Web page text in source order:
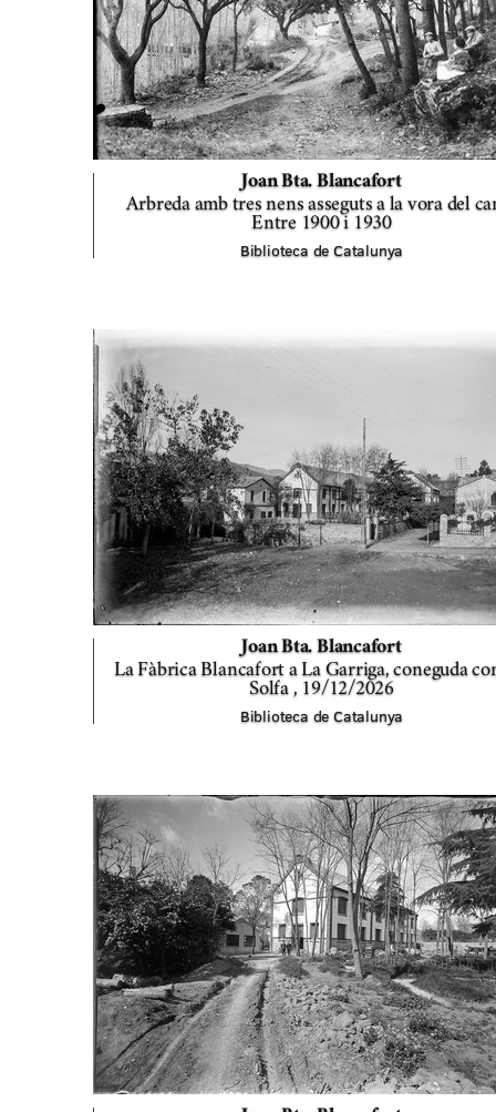
Joan Bta. Blancafort
Arbreda amb tres nens asseguts a la vora del
Entre 1900 i 1930
Biblioteca de Catalunya
Joan Bta. Blancafort
La Fàbrica Blancafort a La Garriga, coneguda
Solfa , 19/12/2026
Biblioteca de Catalunya